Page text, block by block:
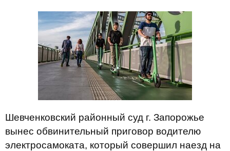
Шевченковский районный суд г. Запорожье
вынес обвинительный приговор водителю
электросамоката, который совершил наезд на